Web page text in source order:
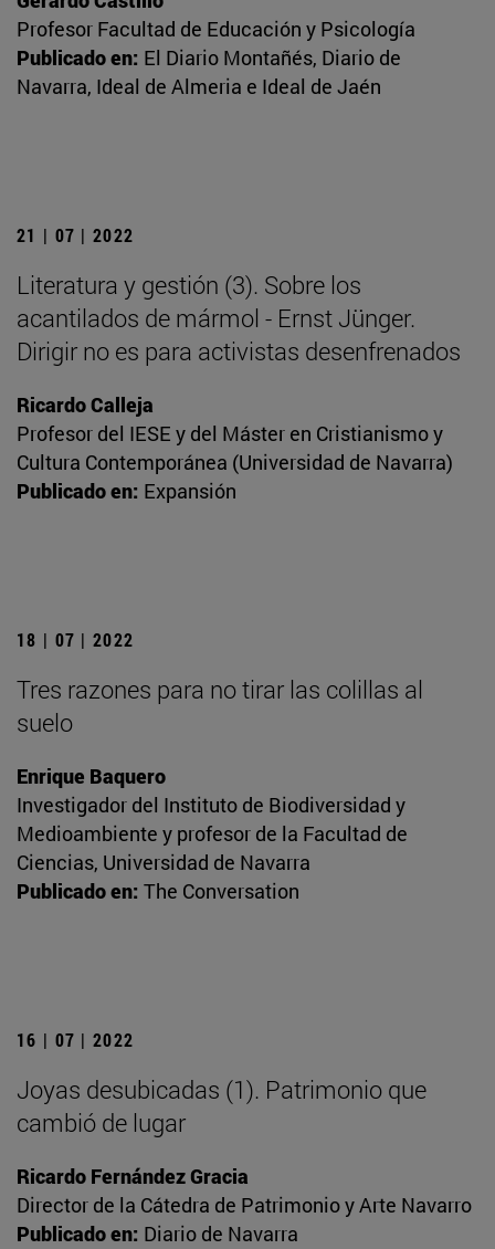
Profesor Facultad de Educación y Psicología
Publicado en: El Diario Montañés, Diario de
Navarra, Ideal de Almeria e Ideal de Jaén
21 | 07 | 2022
Literatura y gestión (3). Sobre los
acantilados de mármol - Ernst Jünger.
Dirigir no es para activistas desenfrenados
Ricardo Calleja
Profesor del IESE y del Máster en Cristianismo y
Cultura Contemporánea (Universidad de Navarra)
Publicado en: Expansión
18 | 07 | 2022
Tres razones para no tirar las colillas al
suelo
Enrique Baquero
Investigador del Instituto de Biodiversidad y
Medioambiente y profesor de la Facultad de
Ciencias, Universidad de Navarra
Publicado en: The Conversation
16 | 07 | 2022
Joyas desubicadas (1). Patrimonio que
cambió de lugar
Ricardo Fernández Gracia
Director de la Cátedra de Patrimonio y Arte Navarro
Publicado en: Diario de Navarra